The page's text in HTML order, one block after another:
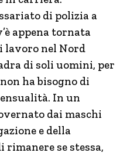
di polizia a
appena tornata
lavoro nel Nord
di soli uomini, per
ha bisogno di
In un
dai maschi
e della
se stessa,